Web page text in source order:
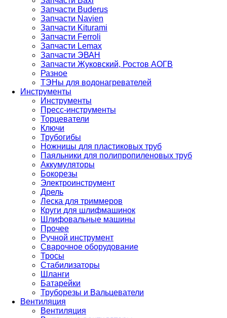
Запчасти Buderus
Запчасти Navien
Запчасти Kiturami
Запчасти Ferroli
Запчасти Lemax
Запчасти ЭВАН
Запчасти Жуковский, Ростов АОГВ
Разное
ТЭНы для водонагревателей
Инструменты
Инструменты
Пресс-инструменты
Торцеватели
Ключи
Трубогибы
Ножницы для пластиковых труб
Паяльники для полипропиленовых труб
Аккумуляторы
Бокорезы
Электроинструмент
Дрель
Леска для триммеров
Круги для шлифмашинок
Шлифовальные машины
Прочее
Ручной инструмент
Сварочное оборудование
Тросы
Стабилизаторы
Шланги
Батарейки
Труборезы и Вальцеватели
Вентиляция
Вентиляция